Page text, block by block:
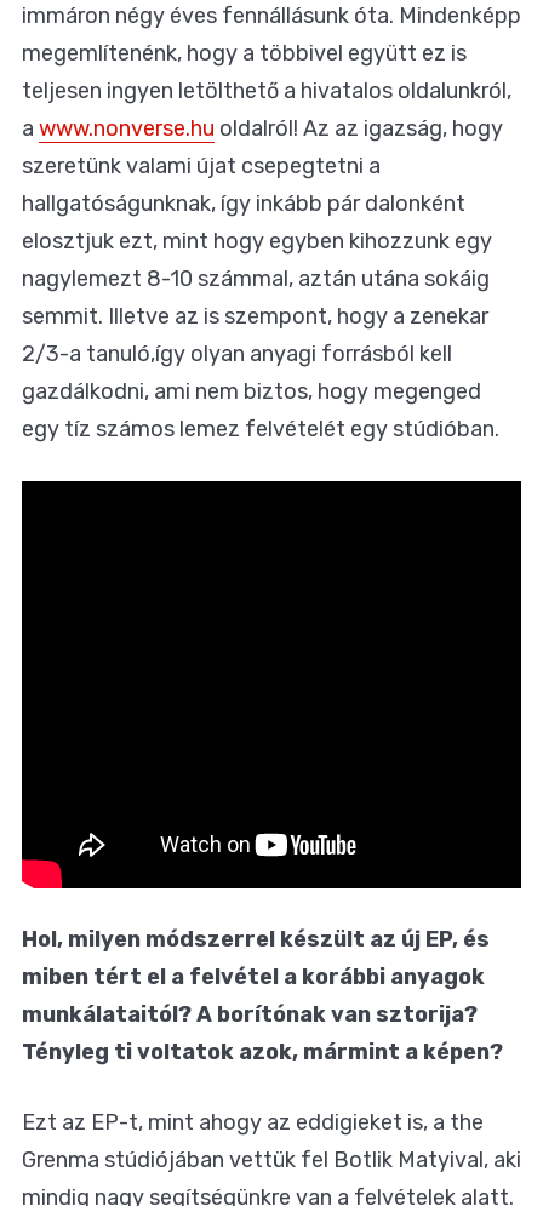
immáron négy éves fennállásunk óta. Mindenképp
megemlítenénk, hogy a többivel együtt ez is
teljesen ingyen letölthető a hivatalos oldalunkról,
a www.nonverse.hu oldalról! Az az igazság, hogy
szeretünk valami újat csepegtetni a
hallgatóságunknak, így inkább pár dalonként
elosztjuk ezt, mint hogy egyben kihozzunk egy
nagylemezt 8-10 számmal, aztán utána sokáig
semmit. Illetve az is szempont, hogy a zenekar
2/3-a tanuló,így olyan anyagi forrásból kell
gazdálkodni, ami nem biztos, hogy megenged
egy tíz számos lemez felvételét egy stúdióban.
Hol, milyen módszerrel készült az új EP, és
miben tért el a felvétel a korábbi anyagok
munkálataitól? A borítónak van sztorija?
Tényleg ti voltatok azok, mármint a képen?
Ezt az EP-t, mint ahogy az eddigieket is, a the
Grenma stúdiójában vettük fel Botlik Matyival, aki
mindig nagy segítségünkre van a felvételek alatt.